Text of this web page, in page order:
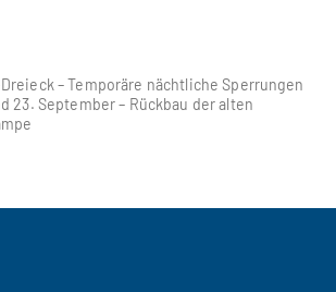
– Temporäre nächtliche Sperrungen
23. September – Rückbau der alten